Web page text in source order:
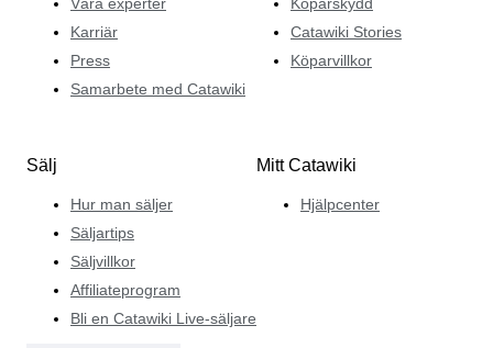
Våra experter
Karriär
Press
Samarbete med Catawiki
Köparskydd
Catawiki Stories
Köparvillkor
Sälj
Hur man säljer
Säljartips
Säljvillkor
Affiliateprogram
Bli en Catawiki Live-säljare
Mitt Catawiki
Hjälpcenter